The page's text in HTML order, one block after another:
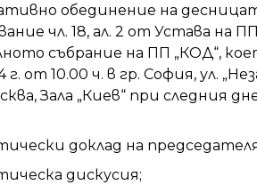
обединение на
чл. 18, ал. 2 от Устава на
събрание на ПП „КОД“,
г. от 10.00 ч. в гр. София, ул.
Зала „Киев“ при следния
доклад на
дискусия;